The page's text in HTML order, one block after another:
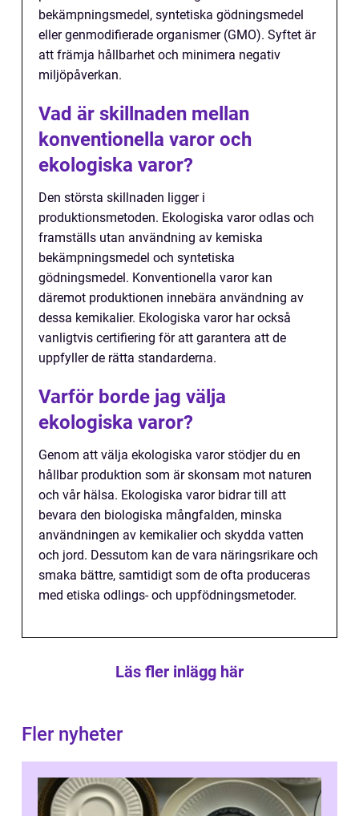
bekämpningsmedel, syntetiska gödningsmedel
eller genmodifierade organismer (GMO). Syftet är
att främja hållbarhet och minimera negativ
miljöpåverkan.
Vad är skillnaden mellan
konventionella varor och
ekologiska varor?
Den största skillnaden ligger i
produktionsmetoden. Ekologiska varor odlas och
framställs utan användning av kemiska
bekämpningsmedel och syntetiska
gödningsmedel. Konventionella varor kan
däremot produktionen innebära användning av
dessa kemikalier. Ekologiska varor har också
vanligtvis certifiering för att garantera att de
uppfyller de rätta standarderna.
Varför borde jag välja
ekologiska varor?
Genom att välja ekologiska varor stödjer du en
hållbar produktion som är skonsam mot naturen
och vår hälsa. Ekologiska varor bidrar till att
bevara den biologiska mångfalden, minska
användningen av kemikalier och skydda vatten
och jord. Dessutom kan de vara näringsrikare och
smaka bättre, samtidigt som de ofta produceras
med etiska odlings- och uppfödningsmetoder.
Läs fler inlägg här
Fler nyheter